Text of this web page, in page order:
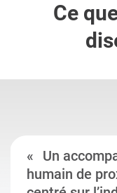
Ce
Un
humain de